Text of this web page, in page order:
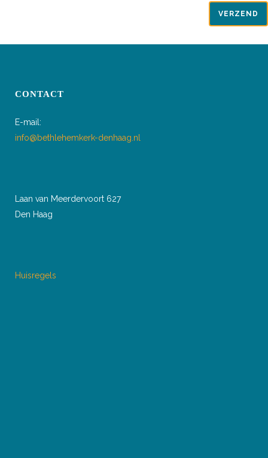
CONTACT
E-mail:
info@bethlehemkerk-denhaag.nl
Laan van Meerdervoort 627
Den Haag
Huisregels